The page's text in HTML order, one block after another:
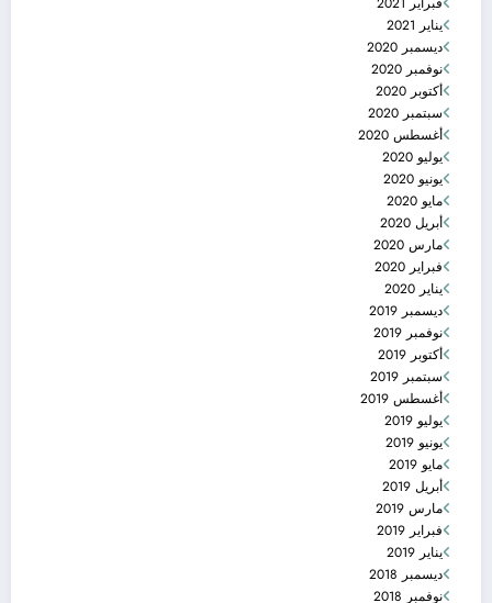
يناير 2021
ديسمبر 2020
نوفمبر 2020
أكتوبر 2020
سبتمبر 2020
أغسطس 2020
يوليو 2020
يونيو 2020
مايو 2020
أبريل 2020
مارس 2020
فبراير 2020
يناير 2020
ديسمبر 2019
نوفمبر 2019
أكتوبر 2019
سبتمبر 2019
أغسطس 2019
يوليو 2019
يونيو 2019
مايو 2019
أبريل 2019
مارس 2019
فبراير 2019
يناير 2019
ديسمبر 2018
نوفمبر 2018